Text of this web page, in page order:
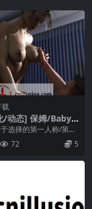
载
/动态] 保姆/Babysi
AI汉化 [1.8G/
选择的第一人称/第三
。 主要剧情扮演一位
影师...
72 5